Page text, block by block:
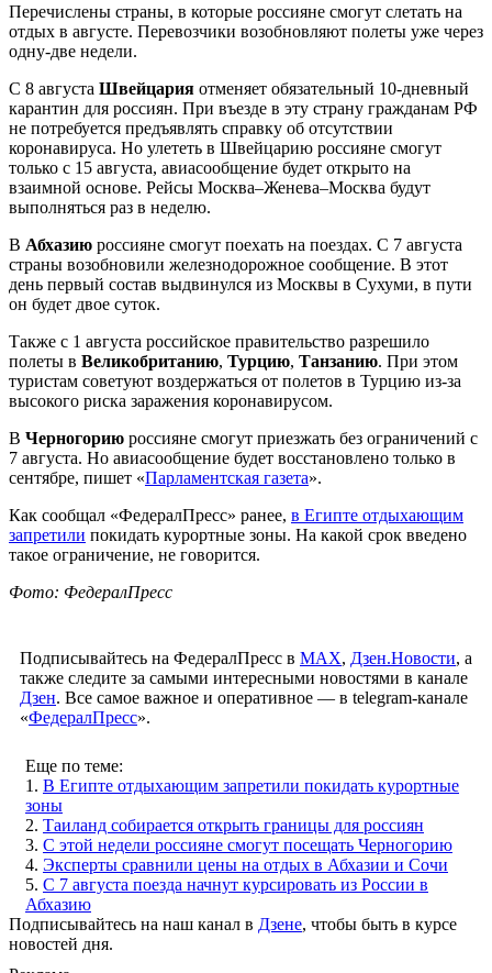
Перечислены страны, в которые россияне смогут слетать на
отдых в августе. Перевозчики возобновляют полеты уже через
одну-две недели.
С 8 августа Швейцария отменяет обязательный 10-дневный
карантин для россиян. При въезде в эту страну гражданам РФ
не потребуется предъявлять справку об отсутствии
коронавируса. Но улететь в Швейцарию россияне смогут
только с 15 августа, авиасообщение будет открыто на
взаимной основе. Рейсы Москва–Женева–Москва будут
выполняться раз в неделю.
В Абхазию россияне смогут поехать на поездах. С 7 августа
страны возобновили железнодорожное сообщение. В этот
день первый состав выдвинулся из Москвы в Сухуми, в пути
он будет двое суток.
Также с 1 августа российское правительство разрешило
полеты в Великобританию, Турцию, Танзанию. При этом
туристам советуют воздержаться от полетов в Турцию из-за
высокого риска заражения коронавирусом.
В Черногорию россияне смогут приезжать без ограничений с
7 августа. Но авиасообщение будет восстановлено только в
сентябре, пишет «Парламентская газета».
Как сообщал «ФедералПресс» ранее, в Египте отдыхающим
запретили покидать курортные зоны. На какой срок введено
такое ограничение, не говорится.
Фото: ФедералПресс
Подписывайтесь на ФедералПресс в МАХ, Дзен.Новости, а
также следите за самыми интересными новостями в канале
Дзен. Все самое важное и оперативное — в telegram-канале
«ФедералПресс».
Еще по теме:
1. В Египте отдыхающим запретили покидать курортные
зоны
2. Таиланд собирается открыть границы для россиян
3. С этой недели россияне смогут посещать Черногорию
4. Эксперты сравнили цены на отдых в Абхазии и Сочи
5. С 7 августа поезда начнут курсировать из России в
Абхазию
Подписывайтесь на наш канал в Дзене, чтобы быть в курсе
новостей дня.